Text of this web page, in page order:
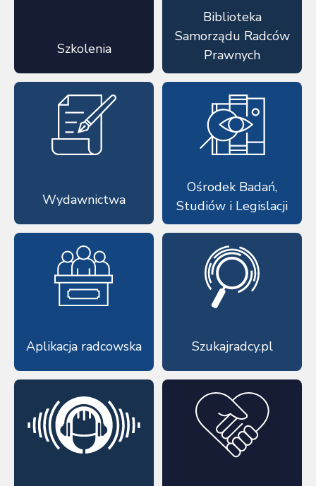
Szkolenia
Biblioteka
Samorządu Radców
Prawnych
Wydawnictwa
Ośrodek Badań,
Studiów i Legislacji
Aplikacja radcowska Szukajradcy.pl